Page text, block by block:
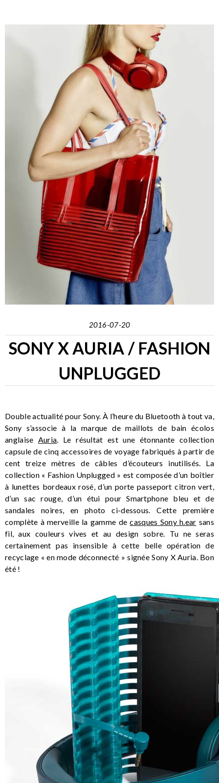
2016-07-20
SONY X AURIA / FASHION
UNPLUGGED
Double actualité pour Sony. À l’heure du Bluetooth à tout va,
Sony s’associe à la marque de maillots de bain écolos
anglaise Auria . Le résultat est une étonnante collection
capsule de cinq accessoires de voyage fabriqués à partir de
cent treize mètres de câbles d’écouteurs inutilisés. La
collection « Fashion Unplugged » est composée d’un boîtier
à lunettes bordeaux rosé, d’un porte passeport citron vert,
d’un sac rouge, d’un étui pour Smartphone bleu et de
sandales noires, en photo ci-dessous. Cette première
complète à merveille la gamme decasques Sony h.ear sans
fil, aux couleurs vives et au design sobre. Tu ne seras
certainement pas insensible à cette belle opération de
recyclage « en mode déconnecté » signée Sony X Auria. Bon
été !